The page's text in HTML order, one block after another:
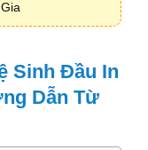
Sinh Đầu In
Dẫn Từ